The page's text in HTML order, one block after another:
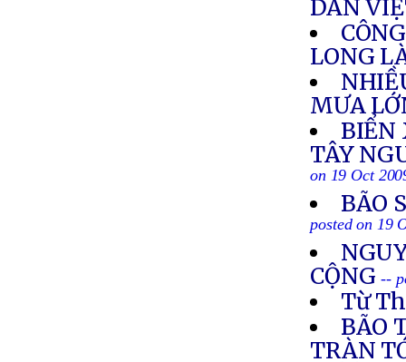
DÂN
LONG
MƯA
BIỂN
TÂY
on 19 Oct
BÃO
posted on 19
CỘNG --
Từ
BÃO
TRÀN